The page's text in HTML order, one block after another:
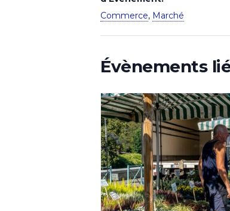
Commerce, Marché
Évènements